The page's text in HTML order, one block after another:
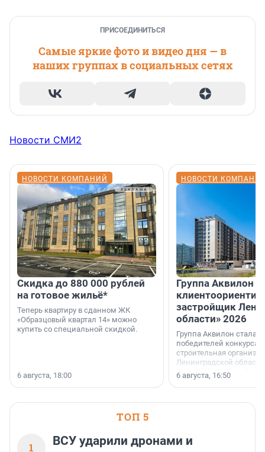
ПРИСОЕДИНИТЬСЯ
Самые яркие фото и видео дня — в
наших группах в социальных сетях
Новости СМИ2
НОВОСТИ КОМПАНИЙ
Скидка до 880 000 рублей
на готовое жильё*
Теперь квартиру в сданном ЖК
«Образцовый квартал 14» можно
купить со специальной скидкой.
6 августа, 18:00
НОВОСТИ
Группа Аквилон
застройщик
области» 2026
Группа Аквилон стала
победителей конкурса
строительная
Ленинградской области
номинации «Самый
застройщик
области».
6 августа, 16:50
ТОП 5
1
ВСУ ударили дронами и